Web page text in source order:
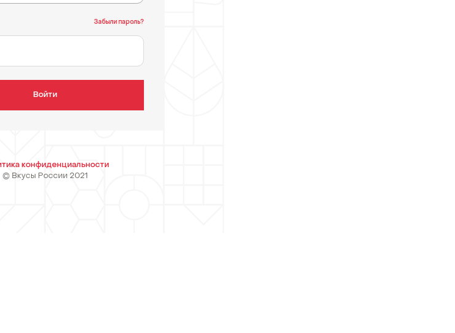
Забыли пароль?
Войти
конфиденциальности
© Вкусы России 2021